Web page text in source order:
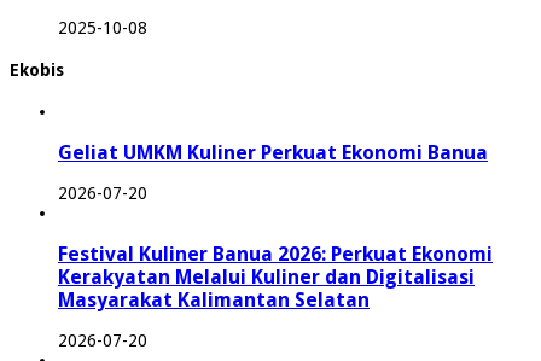
2025-10-08
Ekobis
Geliat UMKM Kuliner Perkuat Ekonomi Banua
2026-07-20
Festival Kuliner Banua 2026: Perkuat Ekonomi
Kerakyatan Melalui Kuliner dan Digitalisasi
Masyarakat Kalimantan Selatan
2026-07-20